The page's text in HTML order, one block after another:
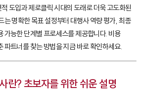
도입과 제로클릭 시대의 도래로 더욱 고도화된
는 명확한 목표 설정부터 대행사 역량 평가, 최종
가능한 단계별 프로세스를 제공합니다. 비용
파트너를 찾는 방법을 지금 바로 확인하세요.
란? 초보자를 위한 쉬운 설명